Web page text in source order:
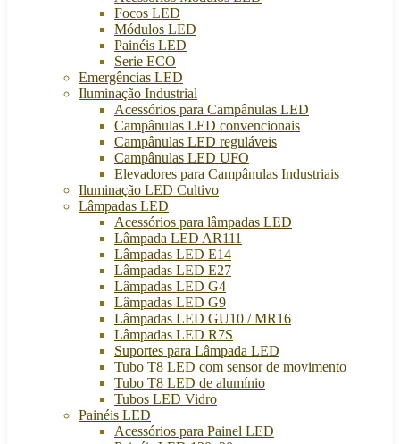
Focos LED
Módulos LED
Painéis LED
Serie ECO
Emergências LED
Iluminação Industrial
Acessórios para Campânulas LED
Campânulas LED convencionais
Campânulas LED reguláveis
Campânulas LED UFO
Elevadores para Campânulas Industriais
Iluminação LED Cultivo
Lâmpadas LED
Acessórios para lâmpadas LED
Lâmpada LED AR111
Lâmpadas LED E14
Lâmpadas LED E27
Lâmpadas LED G4
Lâmpadas LED G9
Lâmpadas LED GU10 / MR16
Lâmpadas LED R7S
Suportes para Lâmpada LED
Tubo T8 LED com sensor de movimento
Tubo T8 LED de alumínio
Tubos LED Vidro
Painéis LED
Acessórios para Painel LED